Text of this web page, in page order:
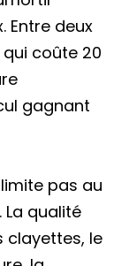
Entre deux
coûte 20
gagnant
pas au
qualité
clayettes, le